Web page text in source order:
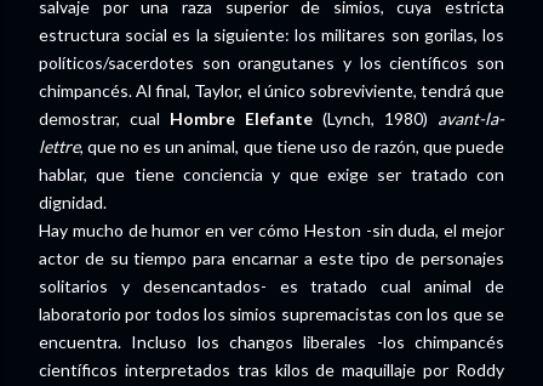
salvaje por una raza superior de simios, cuya estricta
estructura social es la siguiente: los militares son gorilas, los
políticos/sacerdotes son orangutanes y los científicos son
chimpancés. Al final, Taylor, el único sobreviviente, tendrá que
demostrar, cual Hombre Elefante (Lynch, 1980) avant-la-
lettre, que no es un animal, que tiene uso de razón, que puede
hablar, que tiene conciencia y que exige ser tratado con
dignidad.
Hay mucho de humor en ver cómo Heston -sin duda, el mejor
actor de su tiempo para encarnar a este tipo de personajes
solitarios y desencantados- es tratado cual animal de
laboratorio por todos los simios supremacistas con los que se
encuentra. Incluso los changos liberales -los chimpancés
científicos interpretados tras kilos de maquillaje por Roddy